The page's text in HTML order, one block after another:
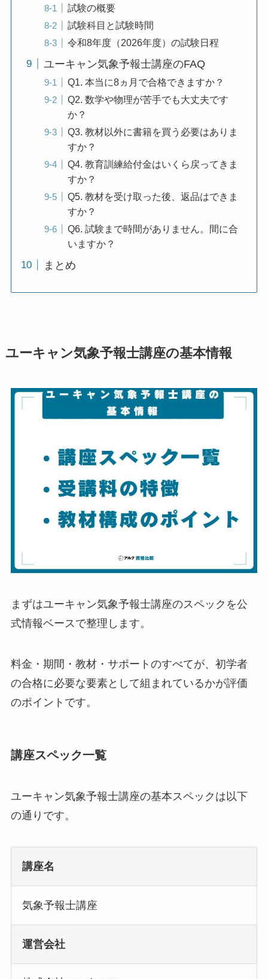
試験の概要
試験科目と試験時間
令和8年度（2026年度）の試験日程
ユーキャン気象予報士講座のFAQ
Q1. 本当に8ヵ月で合格できますか？
Q2. 数学や物理が苦手でも大丈夫です
か？
Q3. 教材以外に書籍を買う必要はありま
すか？
Q4. 教育訓練給付金はいくら戻ってきま
すか？
Q5. 教材を受け取った後、返品はできま
すか？
Q6. 試験まで時間がありません。間に合
いますか？
まとめ
ユーキャン気象予報士講座の基本情報
まずはユーキャン気象予報士講座のスペックを公
式情報ベースで整理します。
料金・期間・教材・サポートのすべてが、初学者
の合格に必要な要素として組まれているかが評価
のポイントです。
講座スペック一覧
ユーキャン気象予報士講座の基本スペックは以下
の通りです。
講座名
気象予報士講座
運営会社